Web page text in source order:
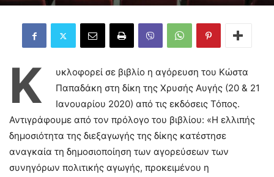
Κ
υκλοφορεί σε βιβλίο η αγόρευση του Κώστα
Παπαδάκη στη δίκη της Χρυσής Αυγής (20 & 21
Ιανουαρίου 2020) από τις εκδόσεις Τόπος.
Αντιγράφουμε από τον πρόλογο του βιβλίου: «Η ελλιπής
δηµοσιότητα της διεξαγωγής της δίκης κατέστησε
αναγκαία τη δηµοσιοποίηση των αγορεύσεων των
συνηγόρων πολιτικής αγωγής, προκειµένου η